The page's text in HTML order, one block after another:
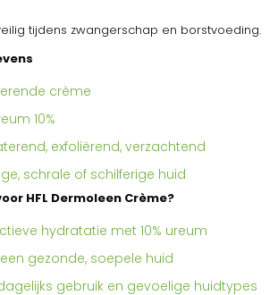
tijdens zwangerschap en borstvoeding.
crème
10%
exfoliërend, verzachtend
schrale of schilferige huid
HFL Dermoleen Crème?
hydratatie met 10% ureum
gezonde, soepele huid
gebruik en gevoelige huidtypes